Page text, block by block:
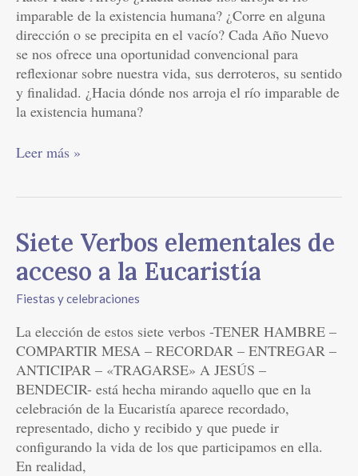
imparable de la existencia humana? ¿Corre en alguna
dirección o se precipita en el vacío? Cada Año Nuevo
se nos ofrece una oportunidad convencional para
reflexionar sobre nuestra vida, sus derroteros, su sentido
y finalidad. ¿Hacia dónde nos arroja el río imparable de
la existencia humana?
Leer más »
Siete Verbos elementales de
acceso a la Eucaristía
Fiestas y celebraciones
La elección de estos siete verbos -TENER HAMBRE –
COMPARTIR MESA – RECORDAR – ENTREGAR –
ANTICIPAR – «TRAGARSE» A JESÚS –
BENDECIR- está hecha mirando aquello que en la
celebración de la Eucaristía aparece recordado,
representado, dicho y recibido y que puede ir
configurando la vida de los que participamos en ella.
En realidad,
Siete
Verbos
elementales
de
a
la
Eucaristía